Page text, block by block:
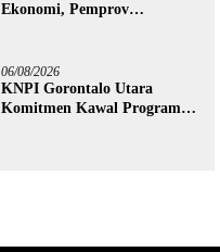
Ekonomi, Pemprov
untuk 395 Pelaku Usaha
06/08/2026
KNPI Gorontalo Utara
Komitmen Kawal Program